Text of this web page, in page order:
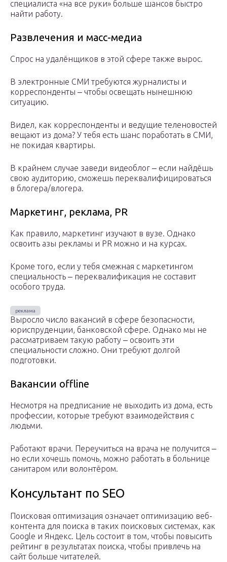
специалиста «на все руки» больше шансов быстро
найти работу.
Развлечения и масс-медиа
Спрос на удалёнщиков в этой сфере также вырос.
В электронные СМИ требуются журналисты и
корреспонденты ‒ чтобы освещать нынешнюю
ситуацию.
Видел, как корреспонденты и ведущие теленовостей
вещают из дома? У тебя есть шанс поработать в СМИ,
не покидая квартиры.
В крайнем случае заведи видеоблог ‒ если найдёшь
свою аудиторию, сможешь переквалифицироваться
в блогера/влогера.
Маркетинг, реклама, PR
Как правило, маркетинг изучают в вузе. Однако
освоить азы рекламы и PR можно и на курсах.
Кроме того, если у тебя смежная с маркетингом
специальность ‒ переквалификация не составит
особого труда.
Выросло число вакансий в сфере безопасности,
юриспруденции, банковской сфере. Однако мы не
рассматриваем такую работу ‒ освоить эти
специальности сложно. Они требуют долгой
подготовки.
Вакансии offline
Несмотря на предписание не выходить из дома, есть
профессии, которые требуют взаимодействия с
людьми.
Работают врачи. Переучиться на врача не получится ‒
но если хочешь помочь, можно работать в больнице
санитаром или волонтёром.
Консультант по SEO
Поисковая оптимизация означает оптимизацию веб-
контента для поиска в таких поисковых системах, как
Google и Яндекс. Цель состоит в том, чтобы повысить
рейтинг в результатах поиска, чтобы привлечь на
сайт больше читателей.